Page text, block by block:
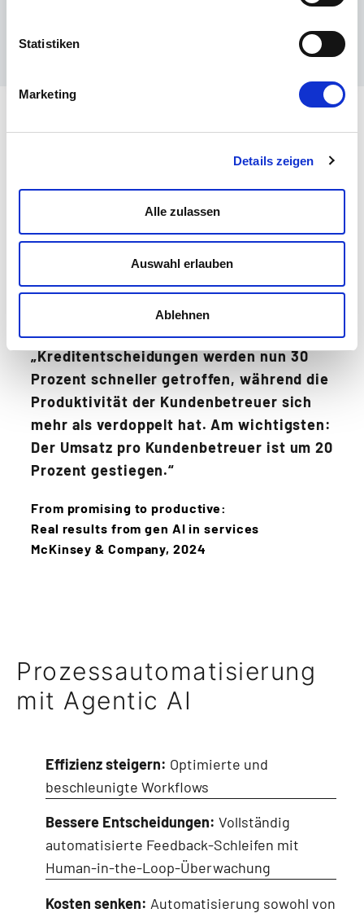
Statistiken
Marketing
Details zeigen
Alle zulassen
Auswahl erlauben
Ablehnen
ZU 100% NUTZBRINGEND.
30% höhere Effizienz
mit Multi-
Agentensystemen
„Kreditentscheidungen werden nun 30
Prozent schneller getroffen, während die
Produktivität der Kundenbetreuer sich
mehr als verdoppelt hat. Am wichtigsten:
Der Umsatz pro Kundenbetreuer ist um 20
Prozent gestiegen.“
From promising to productive:
Real results from gen AI in services
McKinsey & Company, 2024
Prozessautomatisierung
mit Agentic AI
Effizienz steigern: Optimierte und
beschleunigte Workflows
Bessere Entscheidungen: Vollständig
automatisierte Feedback-Schleifen mit
Human-in-the-Loop-Überwachung
Kosten senken: Automatisierung sowohl von